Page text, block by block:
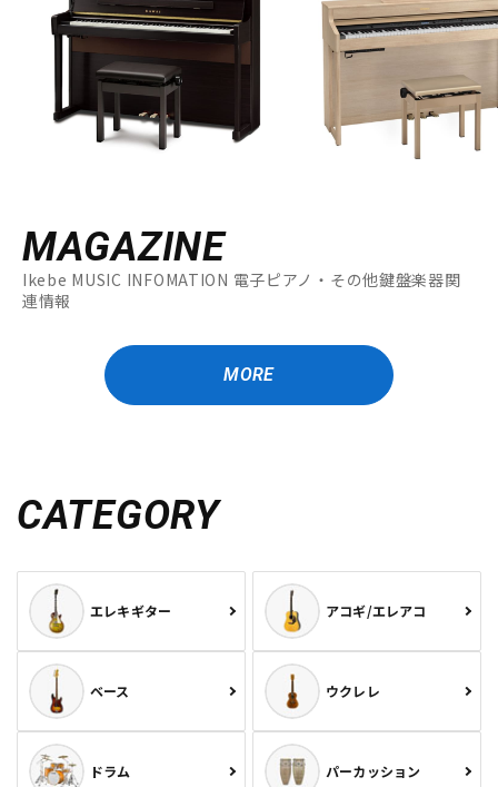
MAGAZINE
Ikebe MUSIC INFOMATION 電子ピアノ・その他鍵盤楽器関
連情報
MORE
CATEGORY
エレキギター アコギ/エレアコ
ベース ウクレレ
ドラム パーカッション